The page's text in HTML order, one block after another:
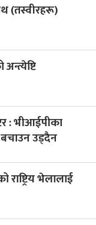
(तस्वीरहरू)
: भीआईपीका
उड्दैन
भेलालाई